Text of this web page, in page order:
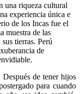
una riqueza cultural
experiencia única e
de los Incas fue el
muestra de las
tierras. Perú
de
de tener hijos
para cuando